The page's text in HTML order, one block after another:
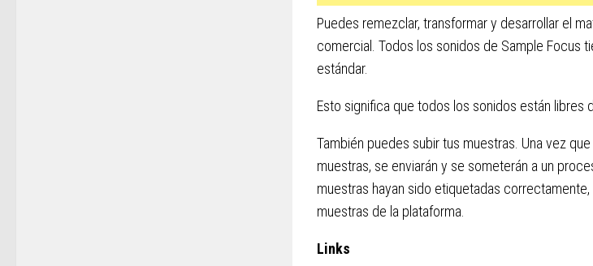
Puedes remezclar, transformar y desarrollar el
comercial. Todos los sonidos de Sample Focus
estándar.
Esto significa que todos los sonidos están libres
También puedes subir tus muestras. Una vez
muestras, se enviarán y se someterán a un
muestras hayan sido etiquetadas
muestras de la plataforma.
Links